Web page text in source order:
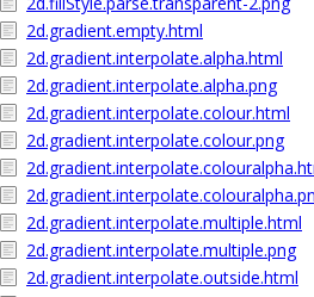
2d.gradient.empty.html
2d.gradient.interpolate.alpha.html
2d.gradient.interpolate.alpha.png
2d.gradient.interpolate.colour.html
2d.gradient.interpolate.colour.png
2d.gradient.interpolate.multiple.html
2d.gradient.interpolate.multiple.png
2d.gradient.interpolate.outside.html